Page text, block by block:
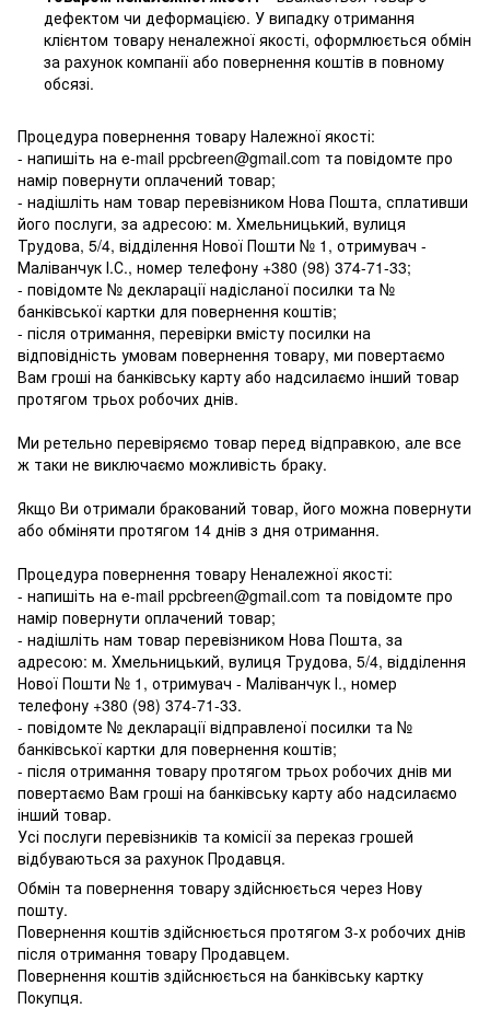
дефектом чи деформацією. У випадку отримання
клієнтом товару неналежної якості, оформлюється обмін
за рахунок компанії або повернення коштів в повному
обсязі.
Процедура повернення товару Належної якості:
- напишіть на e-mail ppcbreen@gmail.com та повідомте про
намір повернути оплачений товар;
- надішліть нам товар перевізником Нова Пошта, сплативши
його послуги, за адресою: м. Хмельницький, вулиця
Трудова, 5/4, відділення Нової Пошти № 1, отримувач -
Маліванчук І.С., номер телефону +380 (98) 374-71-33;
- повідомте № декларації надісланої посилки та №
банківської картки для повернення коштів;
- після отримання, перевірки вмісту посилки на
відповідність умовам повернення товару, ми повертаємо
Вам гроші на банківську карту або надсилаємо інший товар
протягом трьох робочих днів.
Ми ретельно перевіряємо товар перед відправкою, але все
ж таки не виключаємо можливість браку.
Якщо Ви отримали бракований товар, його можна повернути
або обміняти протягом 14 днів з дня отримання.
Процедура повернення товару Неналежної якості:
- напишіть на e-mail ppcbreen@gmail.com та повідомте про
намір повернути оплачений товар;
- надішліть нам товар перевізником Нова Пошта, за
адресою: м. Хмельницький, вулиця Трудова, 5/4, відділення
Нової Пошти № 1, отримувач - Маліванчук І., номер
телефону +380 (98) 374-71-33.
- повідомте № декларації відправленої посилки та №
банківської картки для повернення коштів;
- після отримання товару протягом трьох робочих днів ми
повертаємо Вам гроші на банківську карту або надсилаємо
інший товар.
Усі послуги перевізників та комісії за переказ грошей
відбуваються за рахунок Продавця.
Обмін та повернення товару здійснюється через Нову
пошту.
Повернення коштів здійснюється протягом 3-х робочих днів
після отримання товару Продавцем.
Повернення коштів здійснюється на банківську картку
Покупця.